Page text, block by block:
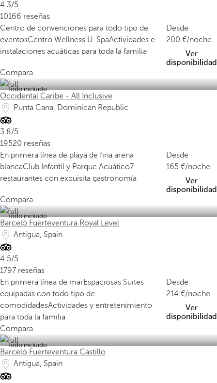
4.3/5
10166 reseñas
Centro de convenciones para todo tipo de
eventosCentro Wellness U-SpaActividades e
instalaciones acuáticas para toda la familia
Desde
200
/noche
Ver
disponibilidad
Compara
Todo incluido
Occidental Caribe - All Inclusive
Punta Cana, Dominican Republic
3.8/5
19520 reseñas
En primera línea de playa de fina arena
blancaClub Infantil y Parque Acuático7
restaurantes con exquisita gastronomía
Desde
165
/noche
Ver
disponibilidad
Compara
Todo incluido
Barceló Fuerteventura Royal Level
Antigua, Spain
4.5/5
1797 reseñas
En primera línea de marEspaciosas Suites
equipadas con todo tipo de
comodidadesActividades y entretenimiento
para toda la familia
Desde
214
/noche
Ver
disponibilidad
Compara
Todo incluido
Barceló Fuerteventura Castillo
Antigua, Spain